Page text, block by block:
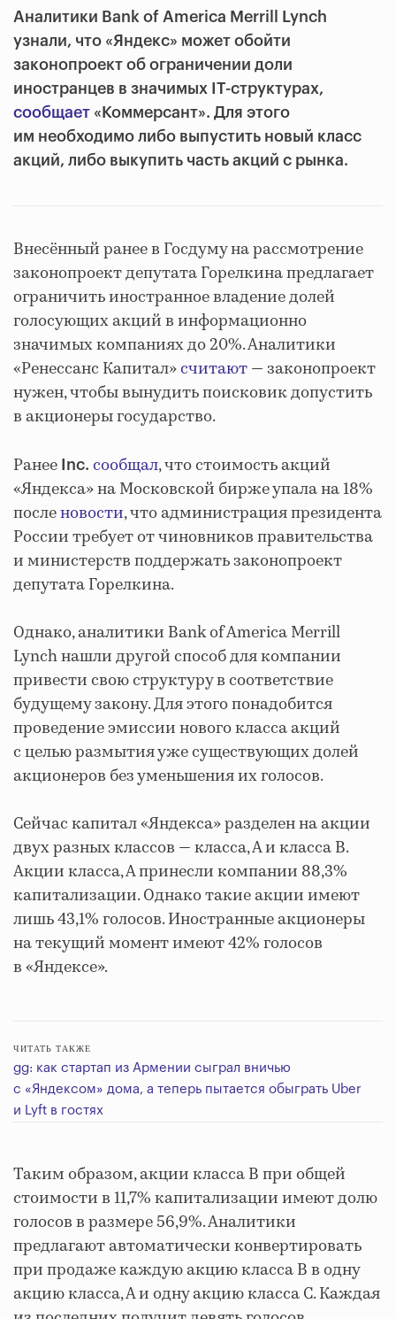
Аналитики Bank of America Merrill Lynch
узнали, что «Яндекс» может обойти
законопроект об ограничении доли
иностранцев в значимых IT-структурах,
сообщает «Коммерсант». Для этого
им необходимо либо выпустить новый класс
акций, либо выкупить часть акций с рынка.
Внесённый ранее в Госдуму на рассмотрение
законопроект депутата Горелкина предлагает
ограничить иностранное владение долей
голосующих акций в информационно
значимых компаниях до 20%. Аналитики
«Ренессанс Капитал»считают— законопроект
нужен, чтобы вынудить поисковик допустить
в акционеры государство.
Ранее Inc. сообщал, что стоимость акций
«Яндекса» на Московской бирже упала на 18%
посленовости, что администрация президента
России требует от чиновников правительства
и министерств поддержать законопроект
депутата Горелкина.
Однако, аналитики Bank of America Merrill
Lynch нашли другой способ для компании
привести свою структуру в соответствие
будущему закону. Для этого понадобится
проведение эмиссии нового класса акций
с целью размытия уже существующих долей
акционеров без уменьшения их голосов.
Сейчас капитал «Яндекса» разделен на акции
двух разных классов — класса, А и класса B.
Акции класса, А принесли компании 88,3%
капитализации. Однако такие акции имеют
лишь 43,1% голосов. Иностранные акционеры
на текущий момент имеют 42% голосов
в «Яндексе».
ЧИТАТЬ ТАКЖЕ
gg: как стартап из Армении сыграл вничью
с «Яндексом» дома, а теперь пытается обыграть Uber
и Lyft в гостях
Таким образом, акции класса B при общей
стоимости в 11,7% капитализации имеют долю
голосов в размере 56,9%. Аналитики
предлагают автоматически конвертировать
при продаже каждую акцию класса B в одну
акцию класса, А и одну акцию класса C. Каждая